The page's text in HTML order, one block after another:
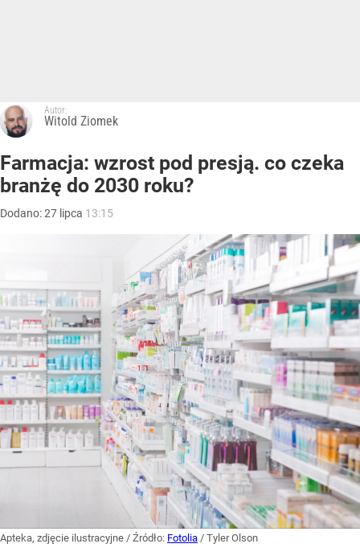
Autor:
Witold Ziomek
Farmacja: wzrost pod presją. co czeka
branżę do 2030 roku?
Dodano:27 lipca 13:15
Apteka, zdjęcie ilustracyjne / Źródło: Fotolia / Tyler Olson